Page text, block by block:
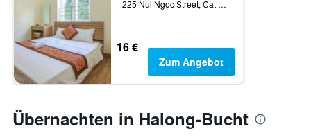
225 Nui Ngoc Street, Cat Ba Town, Cát Bà, Vietnam
16 €
Zum Angebot
Übernachten in Halong-Bucht